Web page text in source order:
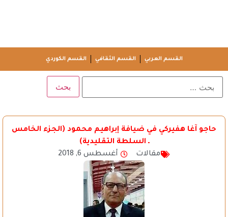
القسم العربي القسم الثقافي القسم الكوردي
حاجو آغا هفيركي في ضيافة إبراهيم محمود (الجزء الخامس
ـ السلطة التقليدية)
مقالات
أغسطس 6, 2018